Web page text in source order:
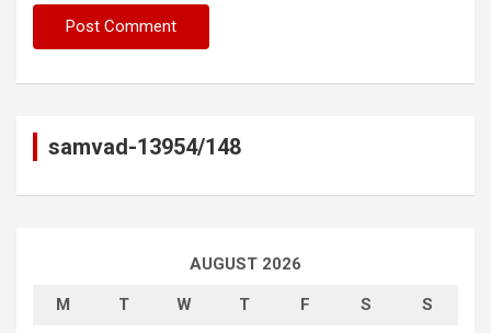
samvad-13954/148
AUGUST 2026
M T W T F S S